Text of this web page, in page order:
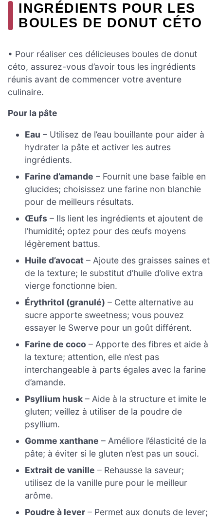
INGRÉDIENTS POUR LES
BOULES DE DONUT CÉTO
• Pour réaliser ces délicieuses boules de donut
céto, assurez-vous d’avoir tous les ingrédients
réunis avant de commencer votre aventure
culinaire.
Pour la pâte
Eau – Utilisez de l’eau bouillante pour aider à
hydrater la pâte et activer les autres
ingrédients.
Farine d’amande – Fournit une base faible en
glucides; choisissez une farine non blanchie
pour de meilleurs résultats.
Œufs – Ils lient les ingrédients et ajoutent de
l’humidité; optez pour des œufs moyens
légèrement battus.
Huile d’avocat – Ajoute des graisses saines et
de la texture; le substitut d’huile d’olive extra
vierge fonctionne bien.
Érythritol (granulé) – Cette alternative au
sucre apporte sweetness; vous pouvez
essayer le Swerve pour un goût différent.
Farine de coco – Apporte des fibres et aide à
la texture; attention, elle n’est pas
interchangeable à parts égales avec la farine
d’amande.
Psyllium husk – Aide à la structure et imite le
gluten; veillez à utiliser de la poudre de
psyllium.
Gomme xanthane – Améliore l’élasticité de la
pâte; à éviter si le gluten n’est pas un souci.
Extrait de vanille – Rehausse la saveur;
utilisez de la vanille pure pour le meilleur
arôme.
Poudre à lever – Permet aux donuts de lever;